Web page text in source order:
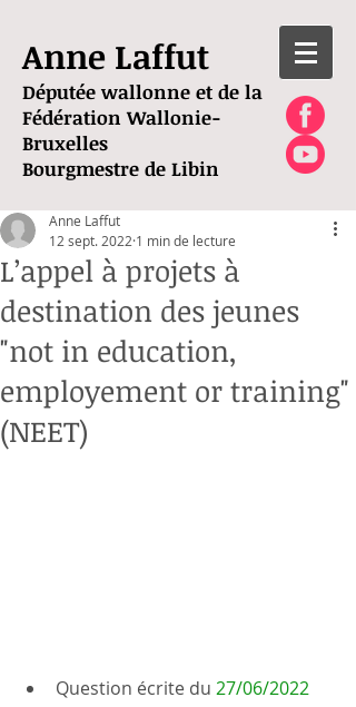
Anne Laffut
Députée wallonne et de la
Fédération Wallonie-
Bruxelles
Bourgmestre de Libin
L’appel à projets à
destination des jeunes
"not in education,
employement or training"
(NEET)
Anne Laffut
12 sept. 2022 1 min de lecture
Question écrite du 27/06/2022